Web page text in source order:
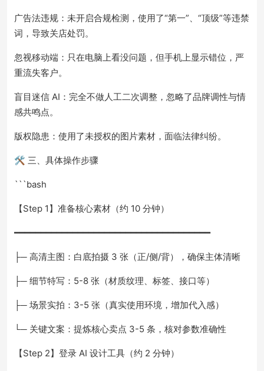
广告法违规：未开启合规检测，使用了“第一”、“顶级”等违禁
词，导致关店处罚。
忽视移动端：只在电脑上看没问题，但手机上显示错位，严
重流失客户。
盲目迷信 AI：完全不做人工二次调整，忽略了品牌调性与情
感共鸣点。
版权隐患：使用了未授权的图片素材，面临法律纠纷。
🛠️ 三、具体操作步骤
```bash
【Step 1】准备核心素材（约 10 分钟）
━━━━━━━━━━━━━━━━━━━━━━━━━━━━━━━━━━━━━
├─ 高清主图：白底拍摄 3 张（正/侧/背），确保主体清晰
├─ 细节特写：5-8 张（材质纹理、标签、接口等）
├─ 场景实拍：3-5 张（真实使用环境，增加代入感）
└─ 关键文案：提炼核心卖点 3-5 条，核对参数准确性
【Step 2】登录 AI 设计工具（约 2 分钟）